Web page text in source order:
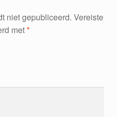
niet gepubliceerd. Vereiste
met*